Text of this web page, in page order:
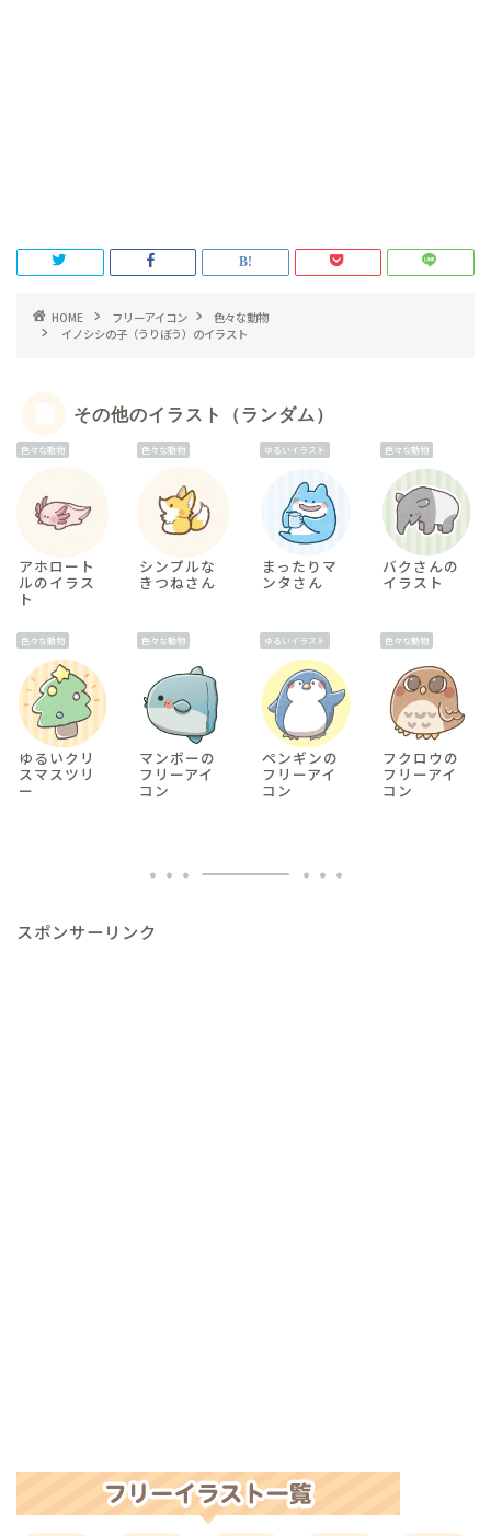
HOME フリーアイコン
色々な動物
イノシシの子（うりぼう）のイラスト
その他のイラスト（ランダム）
色々な動物
アホロート
ルのイラス
ト
色々な動物
シンプルな
きつねさん
ゆるいイラスト
まったりマ
ンタさん
色々な動物
バクさんの
イラスト
色々な動物
ゆるいクリ
スマスツリ
ー
色々な動物
マンボーの
フリーアイ
コン
ゆるいイラスト
ペンギンの
フリーアイ
コン
色々な動物
フクロウの
フリーアイ
コン
スポンサーリンク